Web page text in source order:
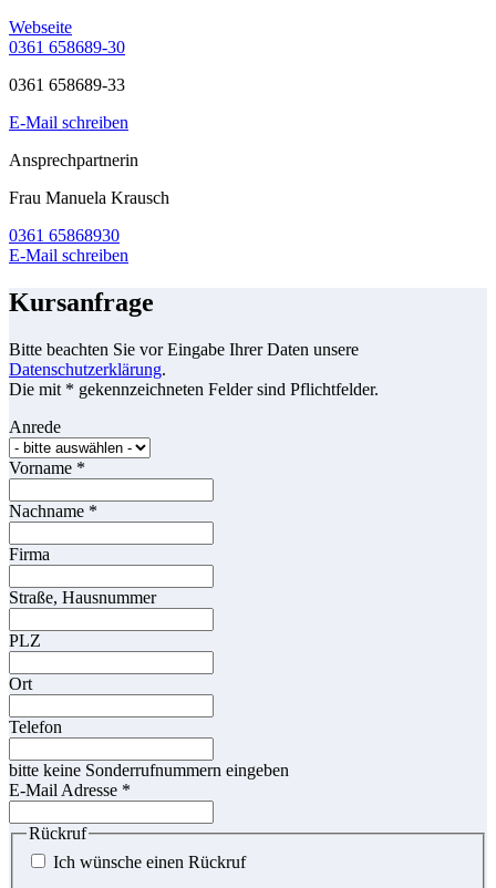
Webseite
0361 658689-30
0361 658689-33
E-Mail schreiben
Ansprechpartnerin
Frau Manuela Krausch
0361 65868930
E-Mail schreiben
Kursanfrage
Bitte beachten Sie vor Eingabe Ihrer Daten unsere
Datenschutzerklärung.
Die mit * gekennzeichneten Felder sind Pflichtfelder.
Anrede
Vorname *
Nachname *
Firma
Straße, Hausnummer
PLZ
Ort
Telefon
bitte keine Sonderrufnummern eingeben
E-Mail Adresse *
Rückruf
Ich wünsche einen Rückruf